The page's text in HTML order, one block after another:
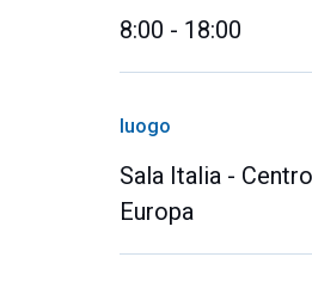
8:00 - 18:00
luogo
Sala Italia -
Europa